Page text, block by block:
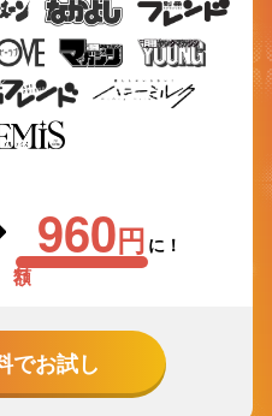
960円 に！
でお試し